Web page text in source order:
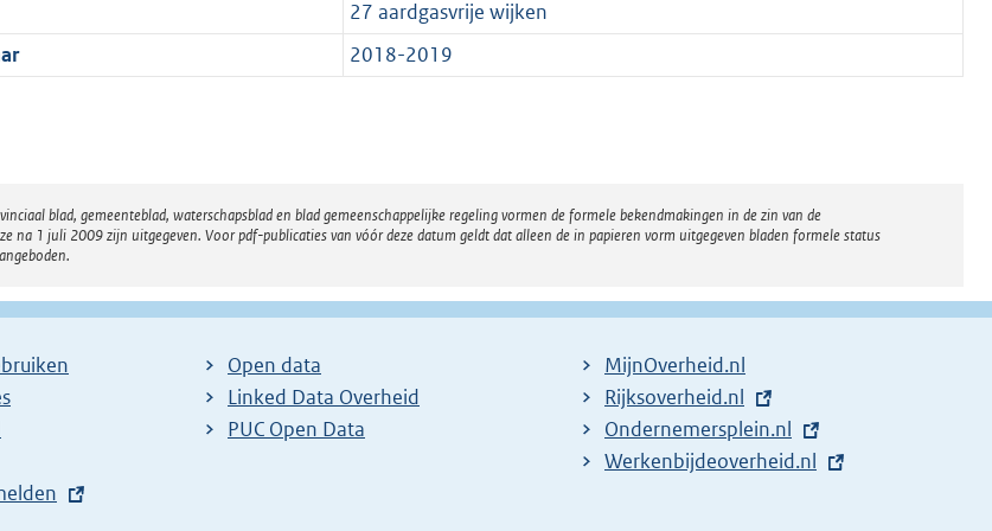
27 aardgasvrije wijken
2018-2019
blad, gemeenteblad, waterschapsblad en blad gemeenschappelijke regeling vormen de formele bekendmakingen in de zin van de
na 1 juli 2009 zijn uitgegeven. Voor pdf-publicaties van vóór deze datum geldt dat alleen de in papieren vorm uitgegeven bladen formele status
Open data
Linked Data Overheid
PUC Open Data
MijnOverheid.nl
E
x
t
Rijksoverheid.nl
E
x
Ondernemersplein.nl
E
Werkenbijdeoverheid.nl